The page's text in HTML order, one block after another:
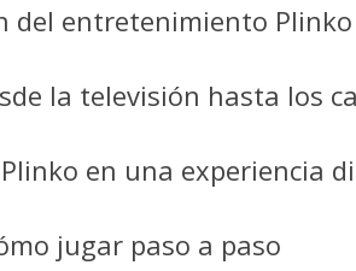
–
y
ganar_1
del entretenimiento Plinko
la televisión hasta los
en una experiencia
jugar paso a paso